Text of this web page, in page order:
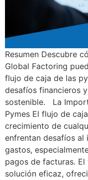
Resumen Descubre
Global Factoring
flujo de caja de las
desafíos financieros
sostenible. La
Pymes El flujo de
crecimiento de
enfrentan desafíos al
gastos,
pagos de facturas.
solución eficaz,